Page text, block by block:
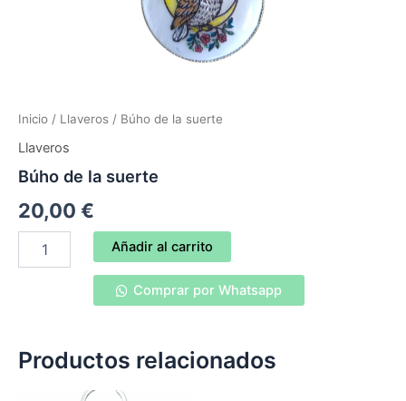
Inicio / Llaveros / Búho de la suerte
Llaveros
Búho de la suerte
20,00 €
Añadir al carrito
Comprar por Whatsapp
Productos relacionados